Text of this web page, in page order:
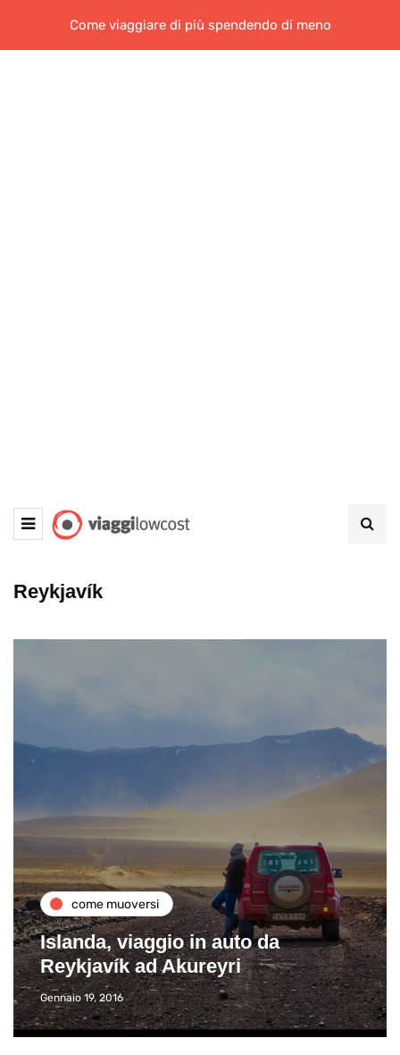
Come viaggiare di più spendendo di meno
Reykjavík
come muoversi
Islanda, viaggio in auto da
Reykjavík ad Akureyri
Gennaio 19, 2016